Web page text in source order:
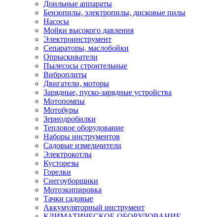
Доильные аппараты
Бензопилы, электропилы, дисковые пилы
Насосы
Мойки высокого давления
Электроинструмент
Сепараторы, маслобойки
Опрыскиватели
Пылесосы строительные
Виброплиты
Двигатели, моторы
Зарядные, пуско-зарядные устройства
Мотопомпы
Мотобуры
Зернодробилки
Тепловое оборудование
Наборы инструментов
Садовые измельчители
Электрокотлы
Кусторезы
Горелки
Снегоуборщики
Мотоэкипировка
Тачки садовые
Аккумуляторный инструмент